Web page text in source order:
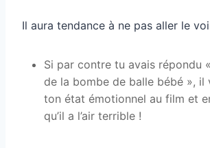
Il aura tendance à ne pas aller le
Si par contre tu avais répondu
de la bombe de balle bébé », il
ton état émotionnel au film et
qu’il a l’air terrible !